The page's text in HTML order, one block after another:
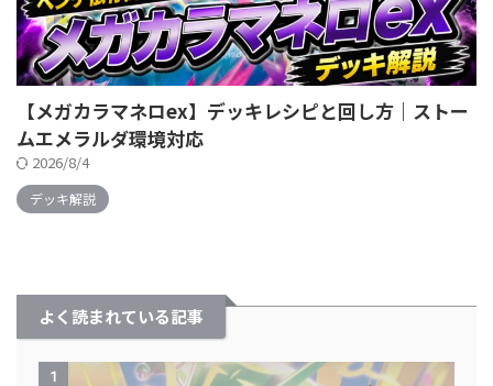
【メガカラマネロex】デッキレシピと回し方｜ストー
ムエメラルダ環境対応
2026/8/4
デッキ解説
よく読まれている記事
1